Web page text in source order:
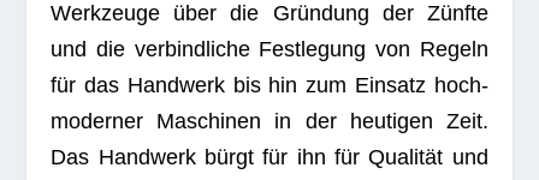
Werk­zeuge über die Grün­dung der Zünfte
und die ver­bind­li­che Fest­le­gung von Regeln
für das Hand­werk bis hin zum Ein­satz hoch­
mo­der­ner Maschi­nen in der heu­ti­gen Zeit.
Das Hand­werk bürgt für ihn für Qua­li­tät und